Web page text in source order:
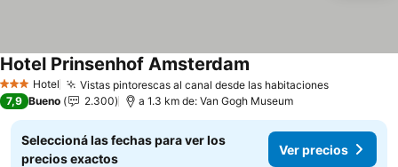
3 Estrellas
Hotel Vistas pintorescas al canal desde las habitaciones
Hotel Prinsenhof Amsterdam
7,9 Bueno 2.300 a 1.3 km de: Van Gogh Museum
Seleccioná las fechas para ver los
precios exactos
Ver precios